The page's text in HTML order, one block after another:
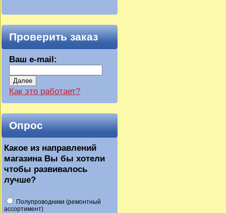
Проверить заказ
Ваш e-mail:
Далее
Как это работает?
Опрос
Какое из направлений
магазина Вы бы хотели
чтобы развивалось
лучше?
Полупроводники (ремонтный
ассортимент)